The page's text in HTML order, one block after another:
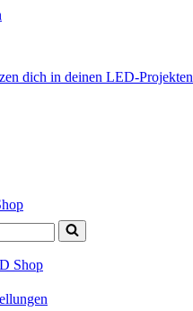
dich in deinen LED-Projekten
Shop